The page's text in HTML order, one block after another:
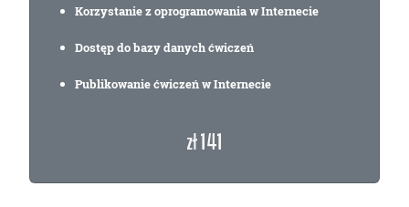
Korzystanie z oprogramowania w Internecie
Dostęp do bazy danych ćwiczeń
Publikowanie ćwiczeń w Internecie
zł 141